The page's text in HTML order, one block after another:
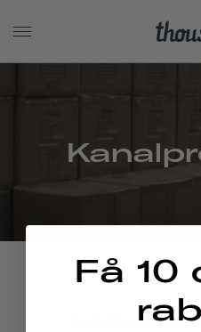
Innehåller alla
Få 10